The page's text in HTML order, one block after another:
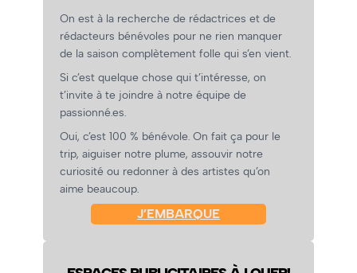
On est à la recherche de rédactrices et de
rédacteurs bénévoles pour ne rien manquer
de la saison complètement folle qui s’en vient.
Si c’est quelque chose qui t’intéresse, on
t’invite à te joindre à notre équipe de
passionné.es.
Oui, c’est 100 % bénévole. On fait ça pour le
trip, aiguiser notre plume, assouvir notre
curiosité ou redonner à des artistes qu’on
aime beaucoup.
J’EMBARQUE